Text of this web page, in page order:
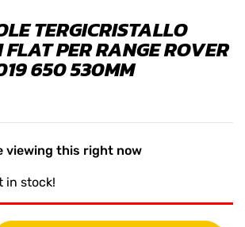
TERGICRISTALLO
PER RANGE ROVER
650 530MM
viewing this right now
in stock!